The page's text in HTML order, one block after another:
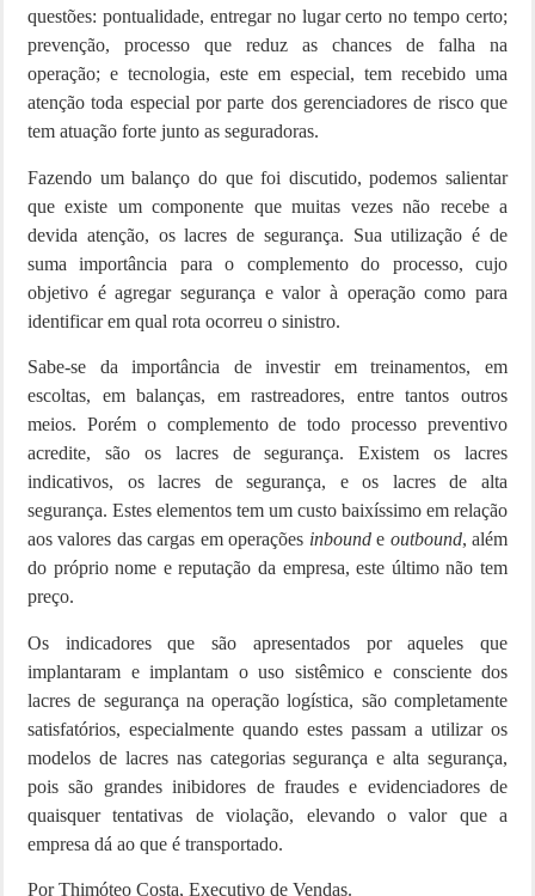
questões: pontualidade, entregar no lugar certo no tempo certo;
prevenção, processo que reduz as chances de falha na
operação; e tecnologia, este em especial, tem recebido uma
atenção toda especial por parte dos gerenciadores de risco que
tem atuação forte junto as seguradoras.
Fazendo um balanço do que foi discutido, podemos salientar
que existe um componente que muitas vezes não recebe a
devida atenção, os lacres de segurança. Sua utilização é de
suma importância para o complemento do processo, cujo
objetivo é agregar segurança e valor à operação como para
identificar em qual rota ocorreu o sinistro.
Sabe-se da importância de investir em treinamentos, em
escoltas, em balanças, em rastreadores, entre tantos outros
meios. Porém o complemento de todo processo preventivo
acredite, são os lacres de segurança. Existem os lacres
indicativos, os lacres de segurança, e os lacres de alta
segurança. Estes elementos tem um custo baixíssimo em relação
aos valores das cargas em operações inbounde outbound, além
do próprio nome e reputação da empresa, este último não tem
preço.
Os indicadores que são apresentados por aqueles que
implantaram e implantam o uso sistêmico e consciente dos
lacres de segurança na operação logística, são completamente
satisfatórios, especialmente quando estes passam a utilizar os
modelos de lacres nas categorias segurança e alta segurança,
pois são grandes inibidores de fraudes e evidenciadores de
quaisquer tentativas de violação, elevando o valor que a
empresa dá ao que é transportado.
Por Thimóteo Costa, Executivo de Vendas.